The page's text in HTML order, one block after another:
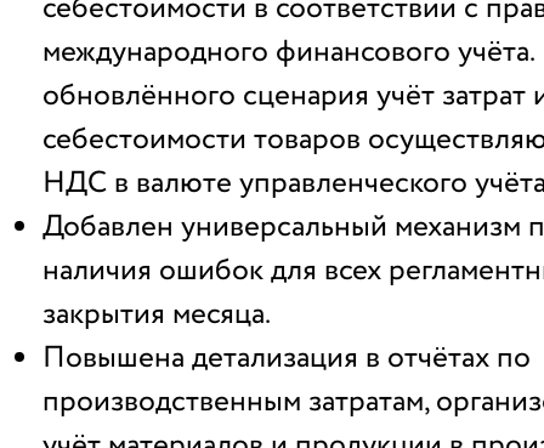
себестоимости в соответствии с
международного финансового
обновлённого сценария учёт затрат
себестоимости товаров
НДС в валюте управленческого
Добавлен универсальный механизм
наличия ошибок для всех
закрытия месяца.
Повышена детализация в отчётах по
производственным затратам,